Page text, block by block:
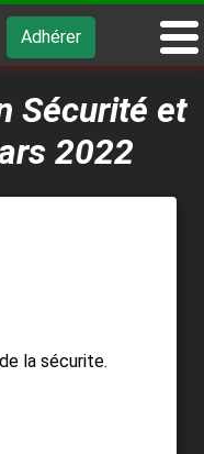
Adhérer
Sécurité et
2022
la sécurite.